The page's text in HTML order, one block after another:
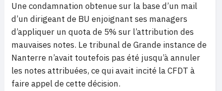
Une condamnation obtenue sur la base d’un mail
d’un dirigeant de BU enjoignant ses managers
d’appliquer un quota de 5% sur l’attribution des
mauvaises notes. Le tribunal de Grande instance de
Nanterre n’avait toutefois pas été jusqu’à annuler
les notes attribuées, ce qui avait incité la CFDT à
faire appel de cette décision.